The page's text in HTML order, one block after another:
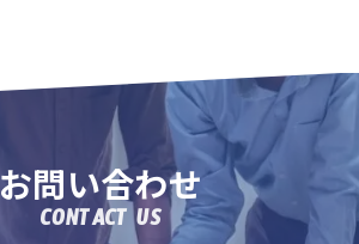
お問い合わせ
CONTACT US